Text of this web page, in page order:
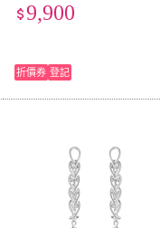
9,900
折價券 登記